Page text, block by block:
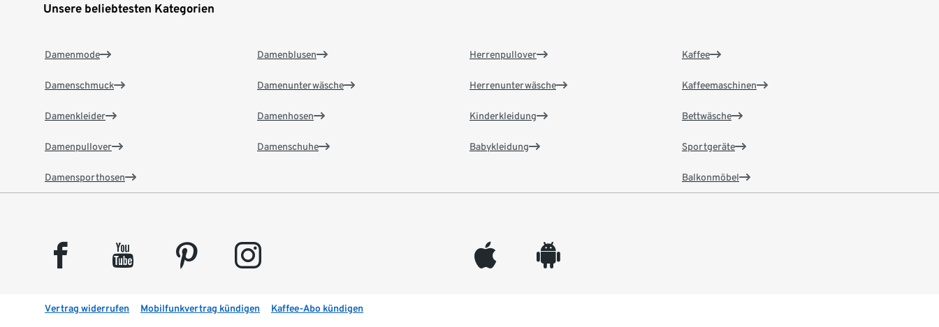
Unsere beliebtesten Kategorien
Damenmode
Damenschmuck
Damenkleider
Damenpullover
Damensporthosen
Damenblusen
Damenunterwäsche
Damenhosen
Damenschuhe
Herrenpullover
Herrenunterwäsche
Kinderkleidung
Babykleidung
Kaffee
Kaffeemaschinen
Bettwäsche
Sportgeräte
Balkonmöbel
facebook youtube pinterest instagram appleinc android
Vertrag widerrufen Mobilfunkvertrag kündigen Kaffee-Abo kündigen